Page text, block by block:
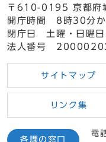
〒610-0195 京都府
開庁時間 8時30分
閉庁日 土曜・日曜日
法人番号
サイトマップ
リンク集
各課の窓口
電